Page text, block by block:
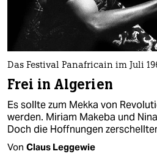
Das Festival Panafricain im Juli
Frei in Algerien
Es sollte zum Mekka von
werden. Miriam Makeba und
Doch die Hoffnungen
Von Claus Leggewie